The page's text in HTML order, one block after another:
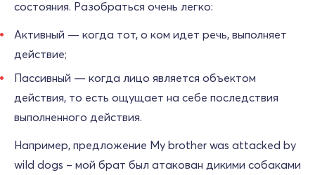
состояния. Разобраться очень легко:
Активный — когда тот, о ком идет речь, выполняет
действие;
Пассивный — когда лицо является объектом
действия, то есть ощущает на себе последствия
выполненного действия.
Например, предложение My brother was attacked by
wild dogs – мой брат был атакован дикими собаками